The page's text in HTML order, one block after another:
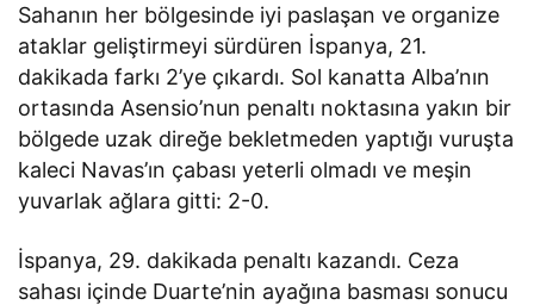
Sahanın her bölgesinde iyi paslaşan ve organize
ataklar geliştirmeyi sürdüren İspanya, 21.
dakikada farkı 2’ye çıkardı. Sol kanatta Alba’nın
ortasında Asensio’nun penaltı noktasına yakın bir
bölgede uzak direğe bekletmeden yaptığı vuruşta
kaleci Navas’ın çabası yeterli olmadı ve meşin
yuvarlak ağlara gitti: 2-0.
İspanya, 29. dakikada penaltı kazandı. Ceza
sahası içinde Duarte’nin ayağına basması sonucu